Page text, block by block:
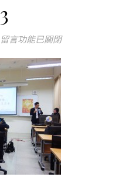
3
在〈3〉中
留言功能已關閉